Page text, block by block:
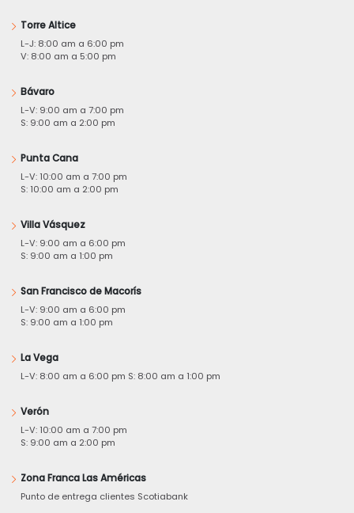
Torre Altice
L-J: 8:00 am a 6:00 pm
V: 8:00 am a 5:00 pm
Bávaro
L-V: 9:00 am a 7:00 pm
S: 9:00 am a 2:00 pm
Punta Cana
L-V: 10:00 am a 7:00 pm
S: 10:00 am a 2:00 pm
Villa Vásquez
L-V: 9:00 am a 6:00 pm
S: 9:00 am a 1:00 pm
San Francisco de Macorís
L-V: 9:00 am a 6:00 pm
S: 9:00 am a 1:00 pm
La Vega
L-V: 8:00 am a 6:00 pm S: 8:00 am a 1:00 pm
Verón
L-V: 10:00 am a 7:00 pm
S: 9:00 am a 2:00 pm
Zona Franca Las Américas
Punto de entrega clientes Scotiabank